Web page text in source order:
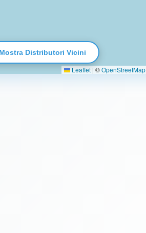
Leaflet | ©OpenStreetMap
Mostra Distributori Vicini